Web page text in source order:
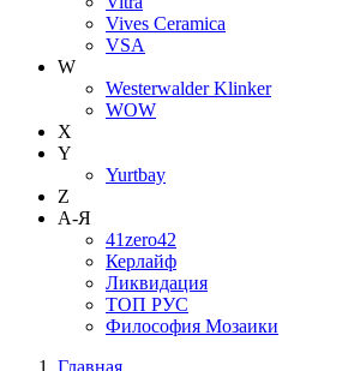
Vives Ceramica
VSA
W
Westerwalder Klinker
WOW
X
Y
Yurtbay
Z
А-Я
41zero42
Керлайф
Ликвидация
ТОП РУС
Философия Мозаики
Главная